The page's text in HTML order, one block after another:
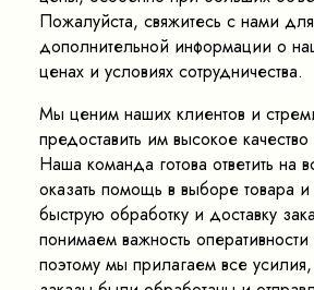
Пожалуйста, свяжитесь с нами
дополнительной информации о
ценах и условиях сотрудничества.
Мы ценим наших клиентов и
предоставить им высокое
Наша команда готова ответить на
оказать помощь в выборе товара и
быструю обработку и доставку
понимаем важность
поэтому мы прилагаем все